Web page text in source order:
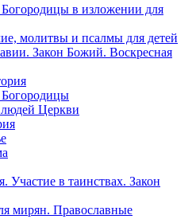
в изложении для
молитвы и псалмы для детей
Закон Божий. Воскресная
Церкви
Участие в таинствах. Закон
мирян. Православные